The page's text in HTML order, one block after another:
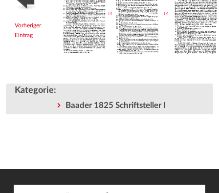
Vorheriger
Eintrag
Kategorie:
Baader 1825 Schriftsteller I